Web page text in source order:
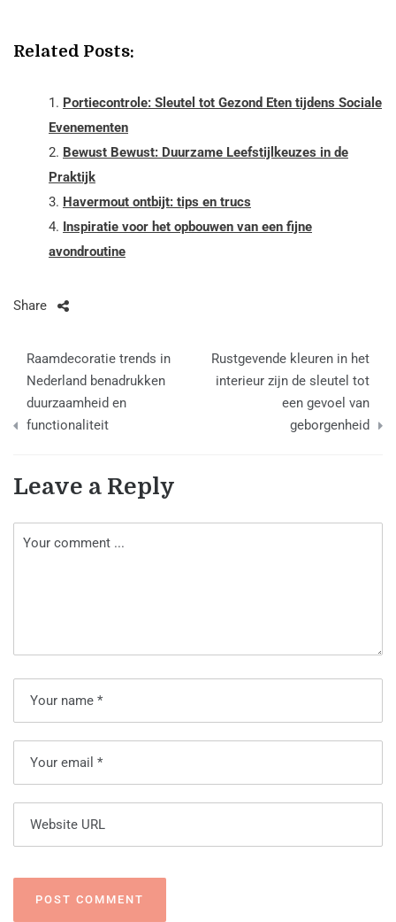
Related Posts:
Portiecontrole: Sleutel tot Gezond Eten tijdens Sociale
Evenementen
Bewust Bewust: Duurzame Leefstijlkeuzes in de
Praktijk
Havermout ontbijt: tips en trucs
Inspiratie voor het opbouwen van een fijne
avondroutine
Share
Berichtnavigatie
Raamdecoratie trends in
Nederland benadrukken
duurzaamheid en
functionaliteit
Rustgevende kleuren in het
interieur zijn de sleutel tot
een gevoel van
geborgenheid
Leave a Reply